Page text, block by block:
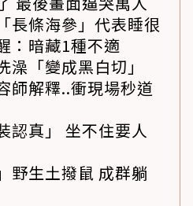
長條海參」代表睡很
：暗藏1種不適
澡「變成黑白切」
師解釋..衝現場秒道
認真」 坐不住要人
野生土撥鼠 成群躺